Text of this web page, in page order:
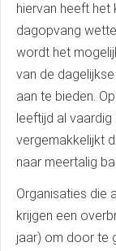
hiervan heeft
dagopvang
wordt het
van de
aan te bieden.
leeftijd al
vergemakkelijkt
naar meertalig
Organisaties die
krijgen een
jaar) om door te